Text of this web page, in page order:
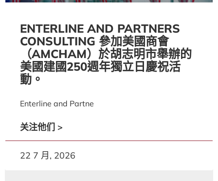
ENTERLINE AND PARTNERS
CONSULTING 參加美國商會
（AMCHAM）於胡志明市舉辦的
美國建國250週年獨立日慶祝活
動。
Enterline and Partne
关注他们 >
22 7 月, 2026